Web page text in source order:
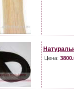
Цена: